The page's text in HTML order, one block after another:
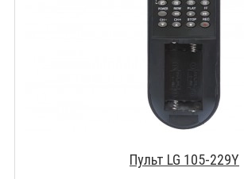
Пульт LG 105-229Y